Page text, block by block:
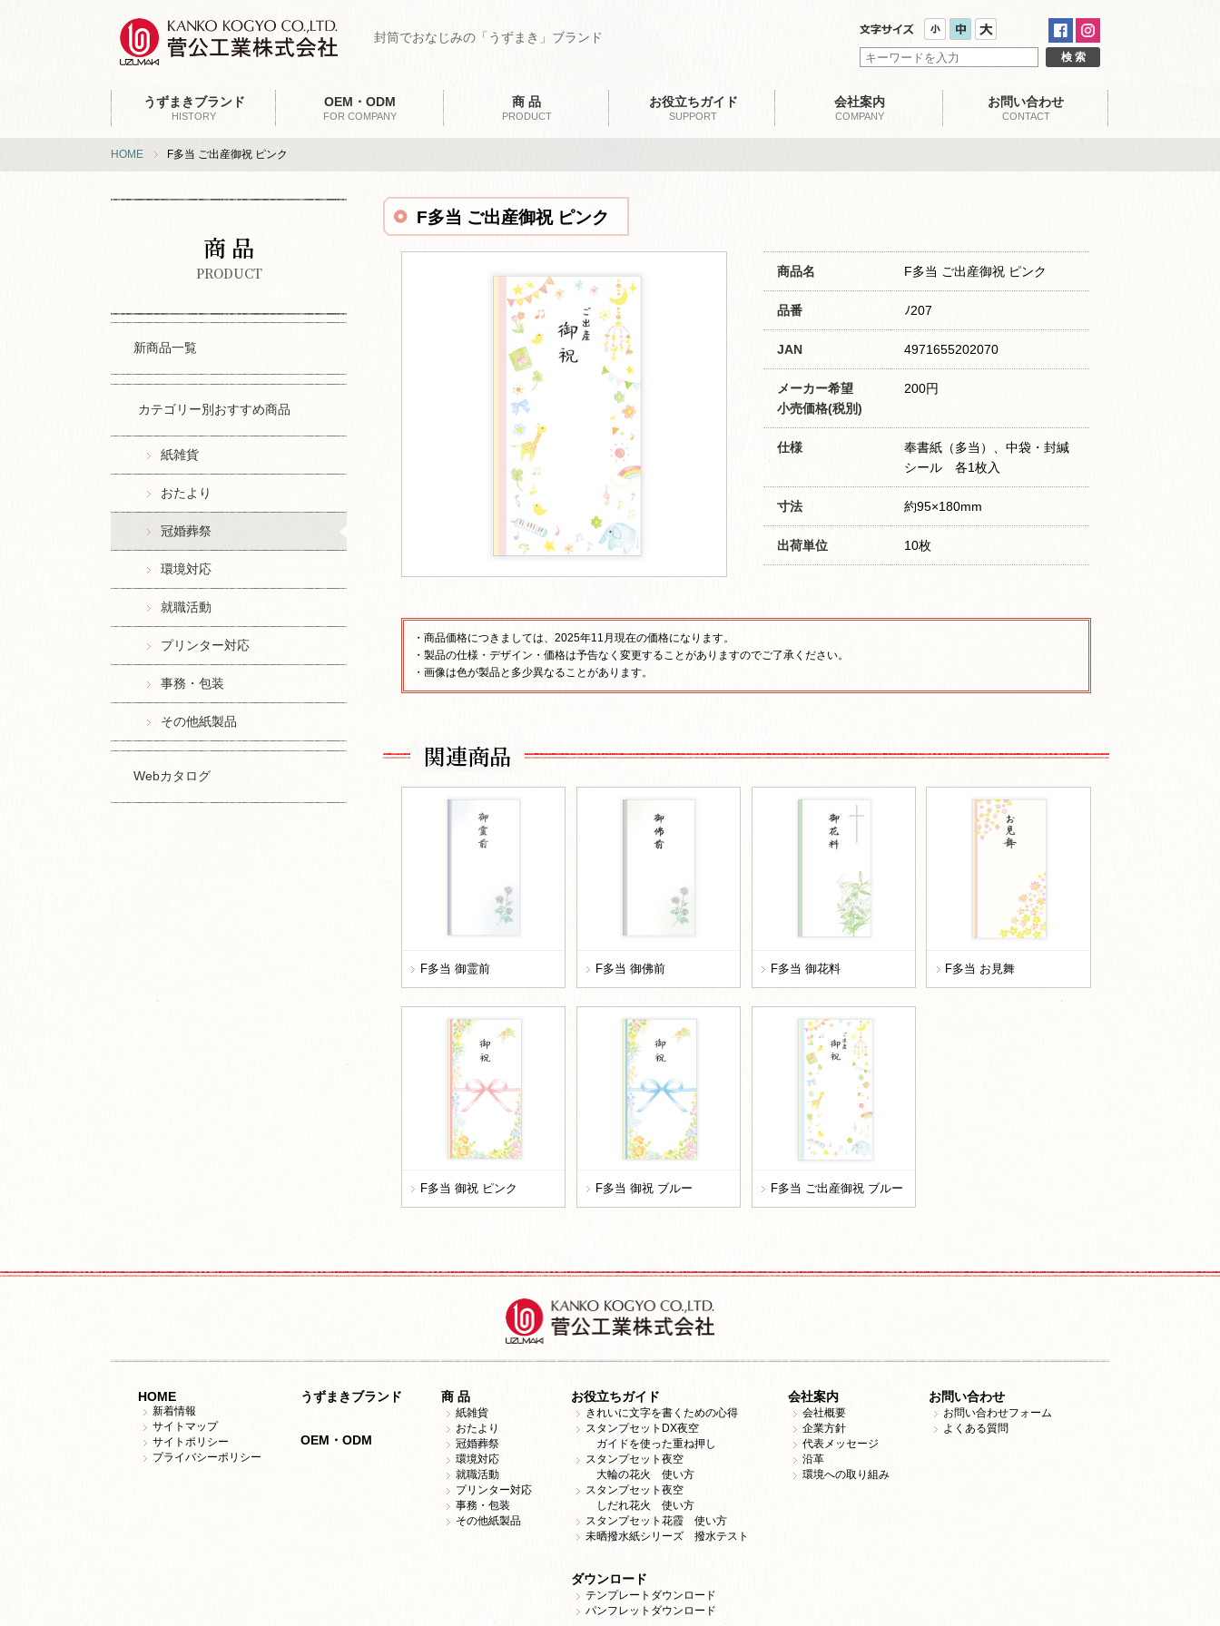
封筒でおなじみの「うずまき」ブランド
うずまきブランド
HISTORY
OEM・ODM
FOR COMPANY
商 品
PRODUCT
お役立ちガイド
SUPPORT
会社案内
COMPANY
お問い合わせ
CONTACT
HOME F多当 ご出産御祝 ピンク
商 品
PRODUCT
新商品一覧
カテゴリー別おすすめ商品
紙雑貨
おたより
冠婚葬祭
環境対応
就職活動
プリンター対応
事務・包装
その他紙製品
Webカタログ
F多当 ご出産御祝 ピンク
商品名 F多当 ご出産御祝 ピンク
品番 ﾉ207
JAN 4971655202070
メーカー希望
小売価格(税別)
200円
仕様
奉書紙（多当）、中袋・封緘
シール 各1枚入
寸法 約95×180mm
出荷単位 10枚
・商品価格につきましては、2025年11月現在の価格になります。
・製品の仕様・デザイン・価格は予告なく変更することがありますのでご了承ください。
・画像は色が製品と多少異なることがあります。
関連商品
F多当 御霊前 F多当 御佛前 F多当 御花料 F多当 お見舞
F多当 御祝 ピンク F多当 御祝 ブルー F多当 ご出産御祝 ブルー
HOME
新着情報
サイトマップ
サイトポリシー
プライバシーポリシー
うずまきブランド
OEM・ODM
商 品
紙雑貨
おたより
冠婚葬祭
環境対応
就職活動
プリンター対応
事務・包装
その他紙製品
お役立ちガイド
きれいに文字を書くための心得
スタンプセットDX夜空
ガイドを使った重ね押し
スタンプセット夜空
大輪の花火 使い方
スタンプセット夜空
しだれ花火 使い方
スタンプセット花霞 使い方
未晒撥水紙シリーズ 撥水テスト
ダウンロード
テンプレートダウンロード
パンフレットダウンロード
会社案内
会社概要
企業方針
代表メッセージ
沿革
環境への取り組み
お問い合わせ
お問い合わせフォーム
よくある質問